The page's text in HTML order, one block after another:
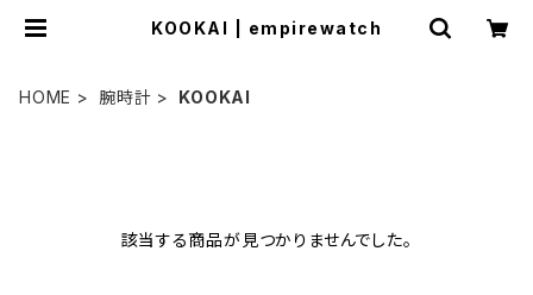
KOOKAI | empirewatch
HOME 腕時計 KOOKAI
該当する商品が見つかりませんでした。